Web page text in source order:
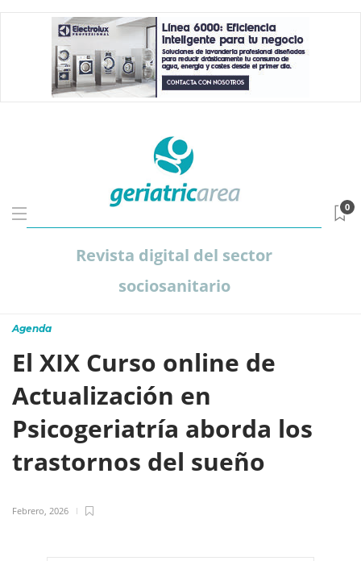
Revista digital del sector
sociosanitario
0
Agenda
El XIX Curso online de
Actualización en
Psicogeriatría aborda los
trastornos del sueño
Febrero, 2026